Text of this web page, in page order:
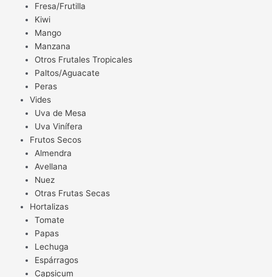
Fresa/Frutilla
Kiwi
Mango
Manzana
Otros Frutales Tropicales
Paltos/Aguacate
Peras
Vides
Uva de Mesa
Uva Vinífera
Frutos Secos
Almendra
Avellana
Nuez
Otras Frutas Secas
Hortalizas
Tomate
Papas
Lechuga
Espárragos
Capsicum